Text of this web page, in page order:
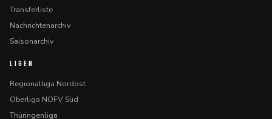
Transferliste
Nachrichtenarchiv
Saisonarchiv
LIGEN
Regionalliga Nordost
Oberliga NOFV Süd
Thüringenliga